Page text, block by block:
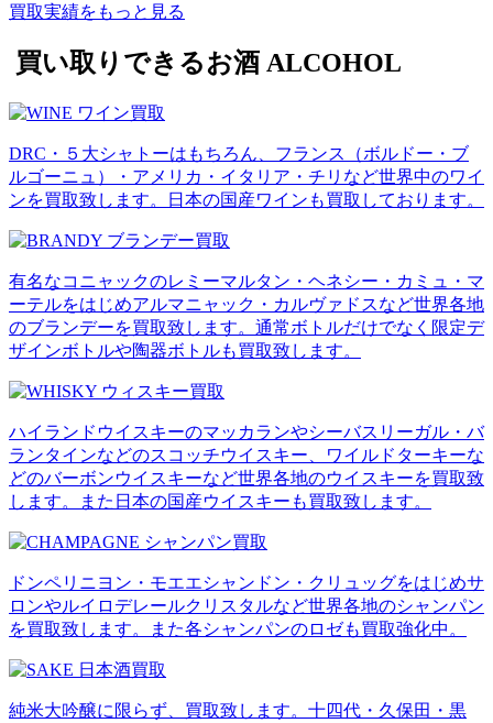
買取実績をもっと見る
買い取りできるお酒 ALCOHOL
DRC・５大シャトーはもちろん、フランス（ボルドー・ブ
ルゴーニュ）・アメリカ・イタリア・チリなど世界中のワイ
ンを買取致します。日本の国産ワインも買取しております。
有名なコニャックのレミーマルタン・ヘネシー・カミュ・マ
ーテルをはじめアルマニャック・カルヴァドスなど世界各地
のブランデーを買取致します。通常ボトルだけでなく限定デ
ザインボトルや陶器ボトルも買取致します。
ハイランドウイスキーのマッカランやシーバスリーガル・バ
ランタインなどのスコッチウイスキー、ワイルドターキーな
どのバーボンウイスキーなど世界各地のウイスキーを買取致
します。また日本の国産ウイスキーも買取致します。
ドンペリニヨン・モエエシャンドン・クリュッグをはじめサ
ロンやルイロデレールクリスタルなど世界各地のシャンパン
を買取致します。また各シャンパンのロゼも買取強化中。
純米大吟醸に限らず、買取致します。十四代・久保田・黒